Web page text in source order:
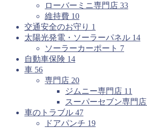
ローバーミニ専門店 33
維持費 10
交通安全のお守り 1
太陽光発電・ソーラーパネル 14
ソーラーカーポート 7
自動車保険 14
車 56
専門店 20
ジムニー専門店 11
スーパーセブン専門店
車のトラブル 47
ドアパンチ 19